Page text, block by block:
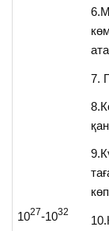
1027-1032
7.